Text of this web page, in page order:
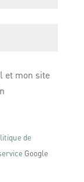
et mon site
de
Google